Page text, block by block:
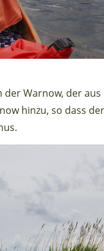
der Warnow, der
hinzu, so dass